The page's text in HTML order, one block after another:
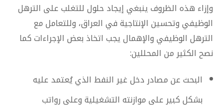
وإزاء هذه الظروف ينبغي إيجاد حلول للتغلب على الترهل
الوظيفي وتحسين الإنتاجية في العراق، وللتعامل مع
الترهل الوظيفي والإهمال يجب اتخاذ بعض الإجراءات كما
نصح الكثير من المحللين:
البحث عن مصادر دخل غير النفط الذي يُعتمد عليه
بشكل كبير على موازنته التشغيلية وعلى رواتب